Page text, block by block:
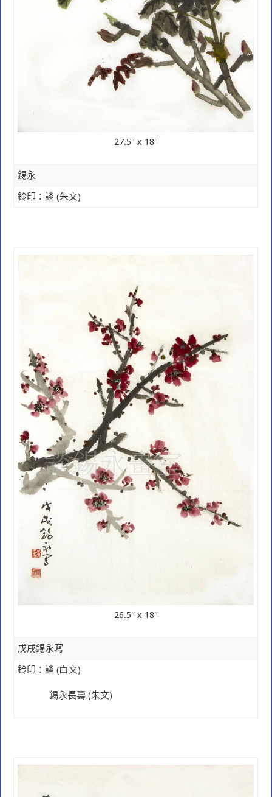
27.5″ x 18″
錫永
鈴印：談 (朱文)
26.5″ x 18″
戊戌錫永寫
鈴印：談 (白文)
錫永長壽 (朱文)